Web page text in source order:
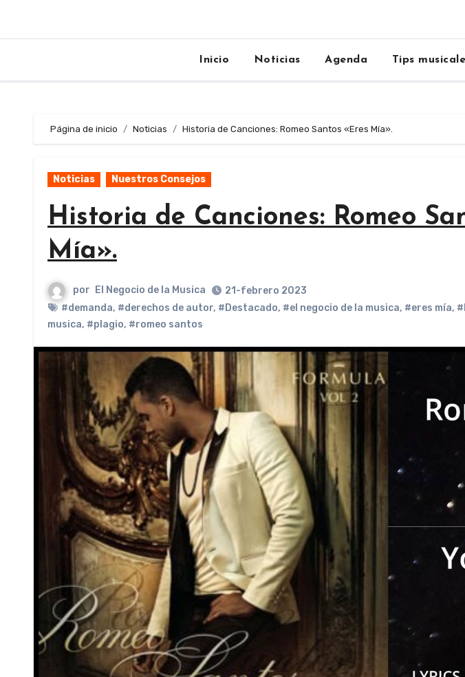
Inicio Noticias Agenda Tips
Página de inicio Noticias Historia de Canciones: Romeo Santos «Eres Mía».
Noticias Nuestros Consejos
Historia de Canciones: Romeo
Mía».
por El Negocio de la Musica
21-febrero 2023
#demanda, #derechos de autor, #Destacado, #el negocio de la musica, #eres mía,
musica, #plagio, #romeo santos